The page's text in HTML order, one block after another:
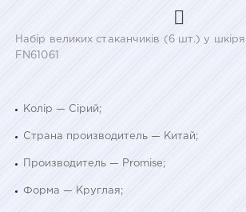
Набір великих стаканчиків (6 шт.) у
FN61061
Колір — Сірий;
Страна производитель — Китай;
Производитель — Promise;
Форма — Круглая;